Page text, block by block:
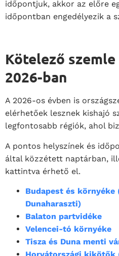
időpontjuk, akkor az előre
időpontban engedélyezik a
Kötelező szemle
2026-ban
A 2026-os évben is
elérhetőek lesznek kishajó
legfontosabb régiók, ahol
A pontos helyszínek és
által közzétett naptárban,
kattintva érhető el.
Budapest és környéke
Dunaharaszti)
Balaton partvidéke
Velencei-tó környéke
Tisza és Duna menti